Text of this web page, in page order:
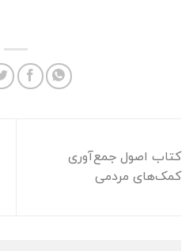
کتاب اصول جمع‌آوری
کمک‌های مردمی